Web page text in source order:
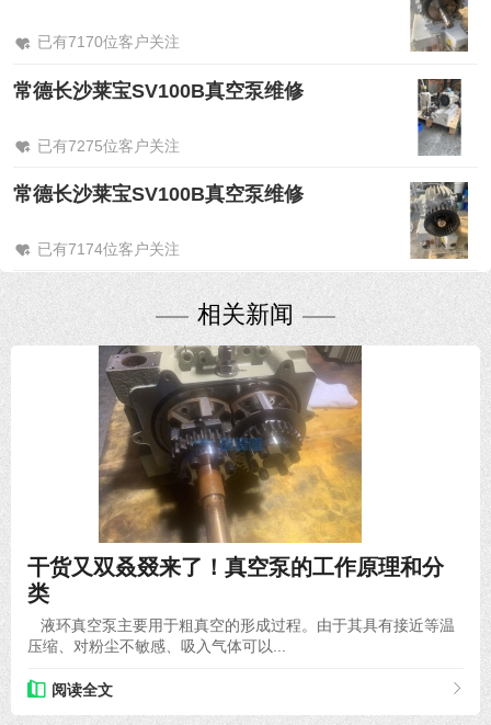
已有7170位客户关注
常德长沙莱宝SV100B真空泵维修
已有7275位客户关注
常德长沙莱宝SV100B真空泵维修
已有7174位客户关注
相关新闻
干货又双叒叕来了！真空泵的工作原理和分
类
液环真空泵主要用于粗真空的形成过程。由于其具有接近等温
压缩、对粉尘不敏感、吸入气体可以...
阅读全文